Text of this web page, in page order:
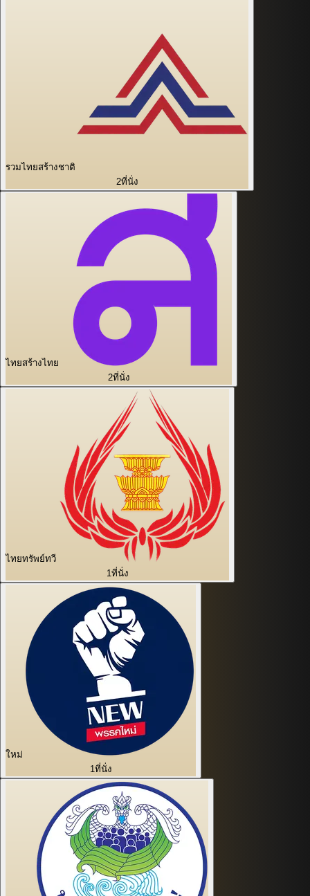
รวมไทยสร้างชาติ
2ที่นั่ง
ไทยสร้างไทย
2ที่นั่ง
ไทยทรัพย์ทวี
1ที่นั่ง
ใหม่
1ที่นั่ง